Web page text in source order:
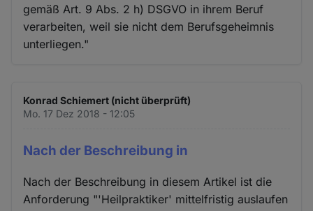
gemäß Art. 9 Abs. 2 h) DSGVO in ihrem Beruf
verarbeiten, weil sie nicht dem Berufsgeheimnis
unterliegen."
Konrad Schiemert (nicht überprüft)
Mo. 17 Dez 2018 - 12:05
Nach der Beschreibung in
Nach der Beschreibung in diesem Artikel ist die
Anforderung "'Heilpraktiker' mittelfristig auslaufen